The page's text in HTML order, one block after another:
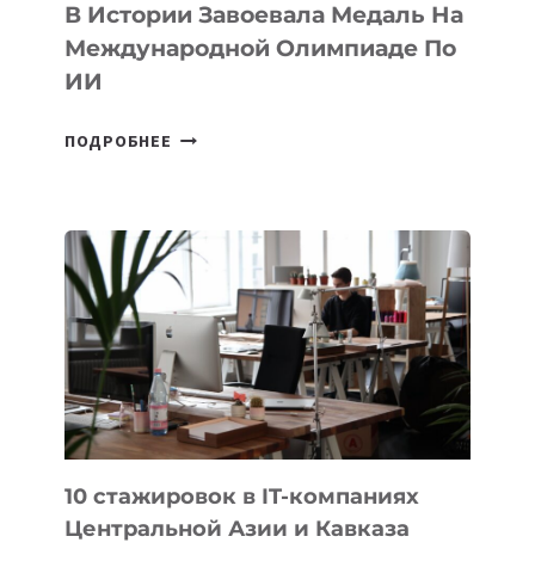
В Истории Завоевала Медаль На
Международной Олимпиаде По
ИИ
ПОДРОБНЕЕ СБОРНАЯ
ИСТОРИИ
ЗАВОЕВАЛА
МЕДАЛЬ
НА
МЕЖДУНАРОДНОЙ
ОЛИМПИАДЕ
ПО
ИИ
10 стажировок в IT-компаниях
Центральной Азии и Кавказа